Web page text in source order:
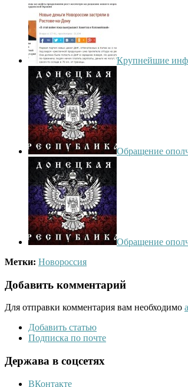
Крупнейшие
Обращение
Обращение
Метки: Новороссия
Добавить комментарий
Для отправки комментария вам необходимо
Добавить статью
Подписка по почте
Держава в соцсетях
ВКонтакте